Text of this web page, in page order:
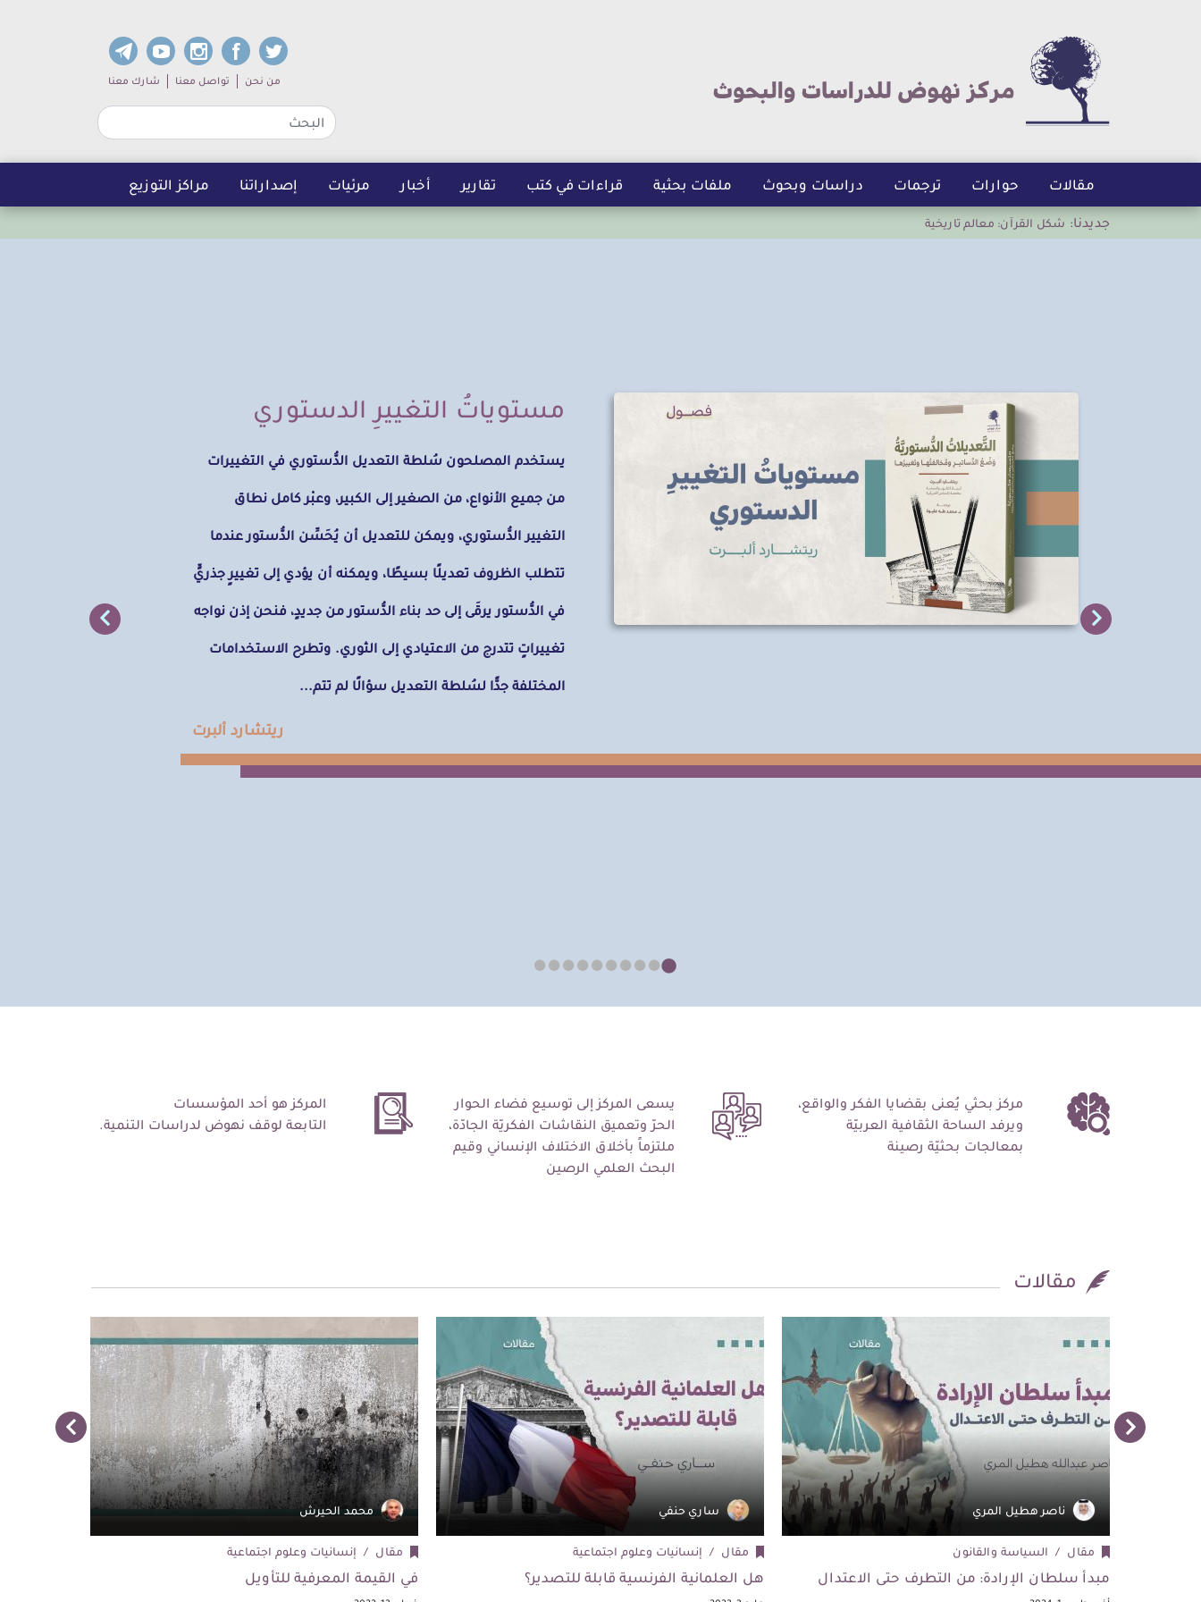
Sub navigation
من نحن تواصل معنا شارك معنا
مقالات حوارات ترجمات دراسات وبحوث ملفات بحثية قراءات في كتب تقارير أخبار مرئيات إصداراتنا مراكز التوزيع
جديدنا: شكل القرآن: معالم تاريخية
مستوياتُ التغييرِ الدستوري
يستخدم المصلحون سُلطة التعديل الدُّستوري في التغييرات
من جميع الأنواع، من الصغير إلى الكبير، وعبْر كامل نطاق
التغيير الدُّستوري، ويمكن للتعديل أن يُحَسِّن الدُّستور عندما
تتطلب الظروف تعديلًا بسيطًا، ويمكنه أن يؤدي إلى تغييرٍ جذريٍّ
في الدُّستور يرقَى إلى حد بناء الدُّستور من جديدٍ، فنحن إذن نواجه
تغييراتٍ تتدرج من الاعتيادي إلى الثوري. وتطرح الاستخدامات
المختلفة جدًّا لسُلطة التعديل سؤالًا لم تتم...
ريتشارد ألبرت
مركز بحثي يُعنى بقضايا الفكر والواقع،
ويرفد الساحة الثقافية العربيّة
بمعالجات بحثيّة رصينة
يسعى المركز إلى توسيع فضاء الحوار
الحرّ وتعميق النقاشات الفكريّة الجادّة،
ملتزماً بأخلاق الاختلاف الإنساني وقيم
البحث العلمي الرصين
المركز هو أحد المؤسسات
التابعة لوقف نهوض لدراسات التنمية.
مقالات
ناصر هطيل المري
مقال السياسة والقانون
مبدأ سلطان الإرادة: من التطرف حتى الاعتدال
ساري حنفي
مقال إنسانيات وعلوم اجتماعية
هل العلمانية الفرنسية قابلة للتصدير؟
محمد الحيرش
مقال إنسانيات وعلوم اجتماعية
في القيمة المعرفية للتأويل